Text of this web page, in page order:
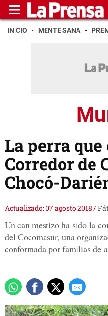
INICIO MENTE SANA
La perra
Corredor de
Chocó-
Actualizado: 07 agosto 2018 /
Un can mestizo ha sido la
del Cocomasur, una
conformada por familias de